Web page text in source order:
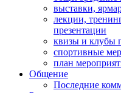
выставки,
лекции,
презентации
квизы и клубы
спортивные
план
Общение
Последние